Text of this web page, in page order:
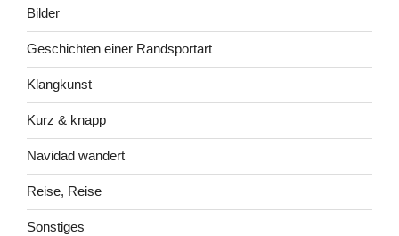
Bilder
Geschichten einer Randsportart
Klangkunst
Kurz & knapp
Navidad wandert
Reise, Reise
Sonstiges